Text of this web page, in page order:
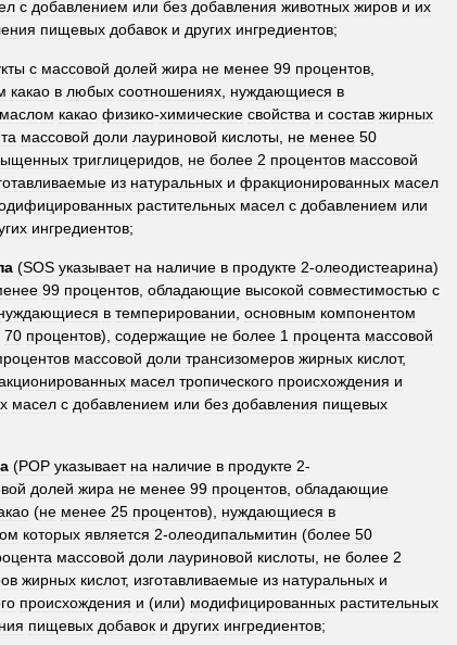
с добавлением или без добавления животных жиров и их
пищевых добавок и других ингредиентов;
с массовой долей жира не менее 99 процентов
какао в любых соотношениях нуждающиеся в
маслом какао физико-химические свойства и состав жирных
массовой доли лауриновой кислоты не менее 50
триглицеридов не более 2 процентов массовой
из натуральных и фракционированных масел
растительных масел с добавлением или
ингредиентов;
(SOS указывает на наличие в продукте 2-олеодистеарина)
99 процентов обладающие высокой совместимостью с
в темперировании основным компонентом
70 процентов), содержащие не более 1 процента массовой
массовой доли трансизомеров жирных кислот,
масел тропического происхождения и
масел с добавлением или без добавления пищевых
(POP указывает на наличие в продукте 2-
долей жира не менее 99 процентов обладающие
(не менее 25 процентов), нуждающиеся в
которых является 2-олеодипальмитин (более 50
массовой доли лауриновой кислоты не более 2
жирных кислот, изготавливаемые из натуральных и
происхождения и (или) модифицированных растительных
пищевых добавок и других ингредиентов;